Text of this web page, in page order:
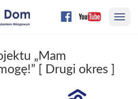
„Mam
[ Drugi okres ]